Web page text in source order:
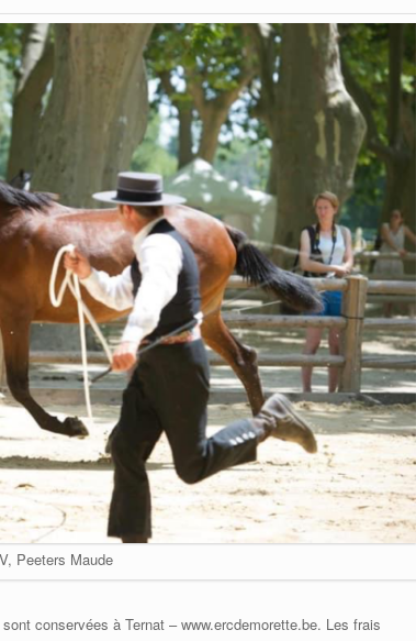
Peeters Maude
conservées à Ternat – www.ercdemorette.be. Les frais